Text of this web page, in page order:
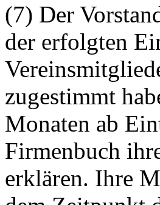
(7) Der
der erfolgten
zugestimmt
Monaten ab
Firmenbuch
erklären. Ihre